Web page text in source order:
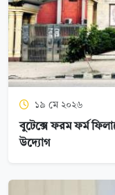
১৯ মে ২০২৬
বুটেক্সে ফরম ফর্ম
উদ্যোগ